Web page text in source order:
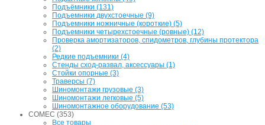
Подъёмники (131)
Подъемники двухстоечные (9)
Подъемники ножничные (короткие) (5)
Подъемники четырехстоечные (ровные) (12)
Проверка амортизаторов, спидометров, глубины протектора
(2)
Редкие подъемники (4)
Стенды сход-развал, аксессуары (1)
Стойки опорные (3)
Траверсы (7)
Шиномонтажи грузовые (3)
Шиномонтажи легковые (5)
Шиномонтажное оборудование (53)
COMEC (353)
Все товары